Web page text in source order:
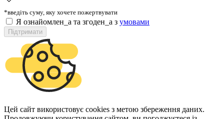
*введіть суму, яку хочете пожертвувати
Я ознайомлен_а та згоден_а з умовами
Підтримати
Цей сайт використовує cookies з метою збереження даних.